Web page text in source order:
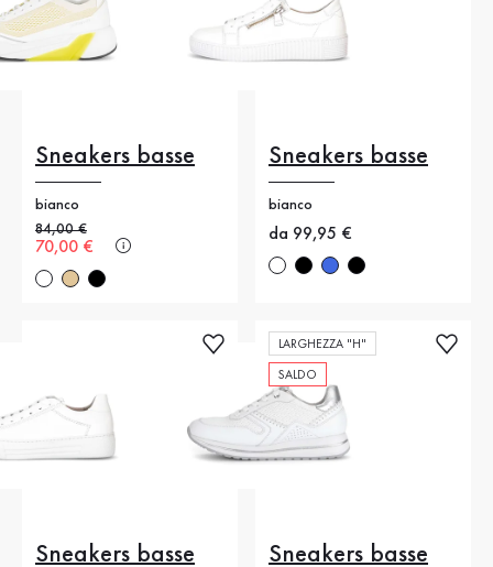
Sneakers basse
bianco
Prezzo precedente
84,00 €
Nuovo prezzo
70,00 €
Sneakers basse
bianco
Nuovo prezzo
da 99,95 €
Sneakers basse
LARGHEZZA "H"
SALDO
Sneakers basse